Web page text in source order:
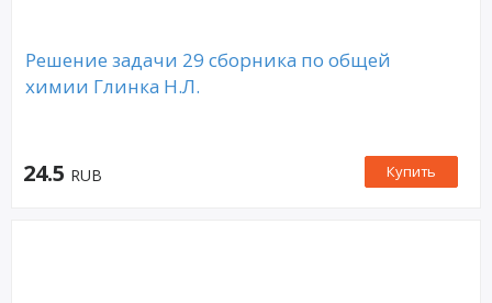
Решение задачи 29 сборника по общей
химии Глинка Н.Л.
24.5 RUB Купить